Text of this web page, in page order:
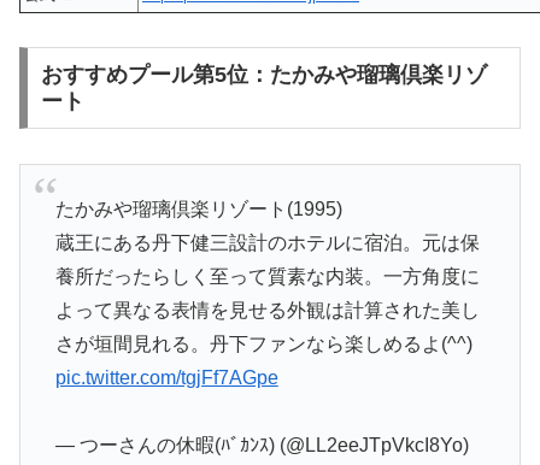
おすすめプール第5位：たかみや瑠璃倶楽リゾ
ート
たかみや瑠璃倶楽リゾート(1995)
蔵王にある丹下健三設計のホテルに宿泊。元は保
養所だったらしく至って質素な内装。一方角度に
よって異なる表情を見せる外観は計算された美し
さが垣間見れる。丹下ファンなら楽しめるよ(^^)
pic.twitter.com/tgjFf7AGpe
— つーさんの休暇(ﾊﾞｶﾝｽ) (@LL2eeJTpVkcI8Yo)